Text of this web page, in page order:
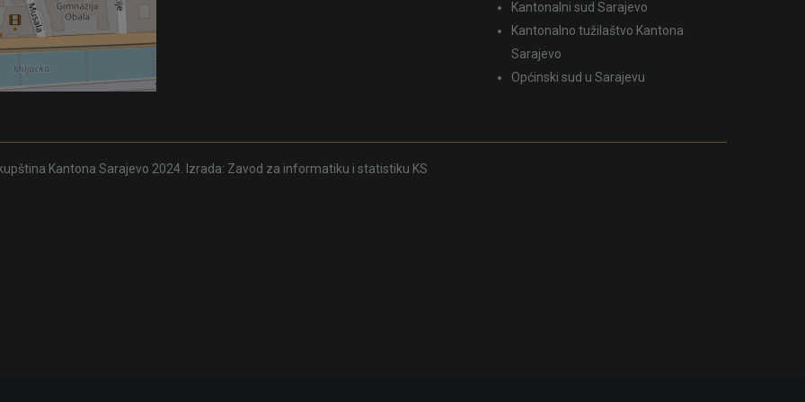
Kantonalni sud Sarajevo
Kantonalno tužilaštvo Kantona
Sarajevo
Općinski sud u Sarajevu
Kantona Sarajevo 2024. Izrada: Zavod za informatiku i statistiku KS